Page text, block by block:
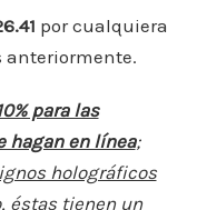
por cualquiera
anteriormente.
para las
hagan en línea;
holográficos
éstas tienen un